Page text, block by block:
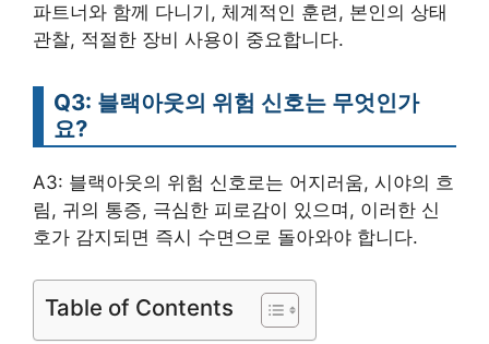
파트너와 함께 다니기, 체계적인 훈련, 본인의 상태
관찰, 적절한 장비 사용이 중요합니다.
Q3: 블랙아웃의 위험 신호는 무엇인가
요?
A3: 블랙아웃의 위험 신호로는 어지러움, 시야의 흐
림, 귀의 통증, 극심한 피로감이 있으며, 이러한 신
호가 감지되면 즉시 수면으로 돌아와야 합니다.
Table of Contents